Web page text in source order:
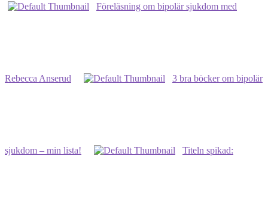
Föreläsning om bipolär sjukdom med
Rebecca Anserud 3 bra böcker om bipolär
sjukdom – min lista! Titeln spikad: